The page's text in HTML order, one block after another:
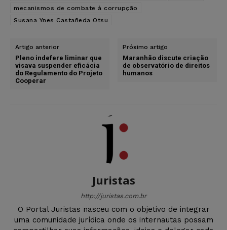
mecanismos de combate à corrupção
Susana Ynes Castañeda Otsu
Artigo anterior
Pleno indefere liminar que
visava suspender eficácia
do Regulamento do Projeto
Cooperar
Próximo artigo
Maranhão discute criação
de observatório de direitos
humanos
Juristas
http://juristas.com.br
O Portal Juristas nasceu com o objetivo de integrar
uma comunidade jurídica onde os internautas possam